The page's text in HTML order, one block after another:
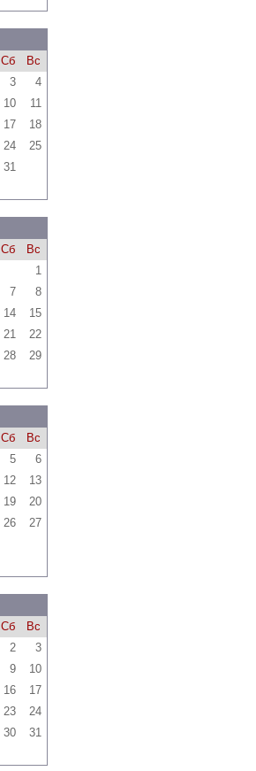
Сб
Вс
3
4
10
11
17
18
24
25
31
Сб
Вс
1
7
8
14
15
21
22
28
29
Сб
Вс
5
6
12
13
19
20
26
27
Сб
Вс
2
3
9
10
16
17
23
24
30 31